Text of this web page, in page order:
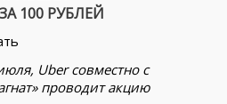
100 РУБЛЕЙ
Uber совместно с
проводит акцию